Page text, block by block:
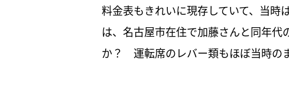
料金表もきれいに現存していて、当時
は、名古屋市在住で加藤さんと同年代
か？ 運転席のレバー類もほぼ当時の